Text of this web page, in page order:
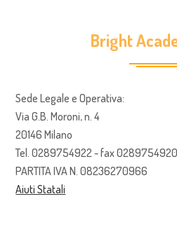
Bright
Sede Legale e Operativa:
Via G.B. Moroni, n. 4
20146 Milano
Tel. 0289754922 - fax 0289754920
PARTITA IVA N. 08236270966
Aiuti Statali